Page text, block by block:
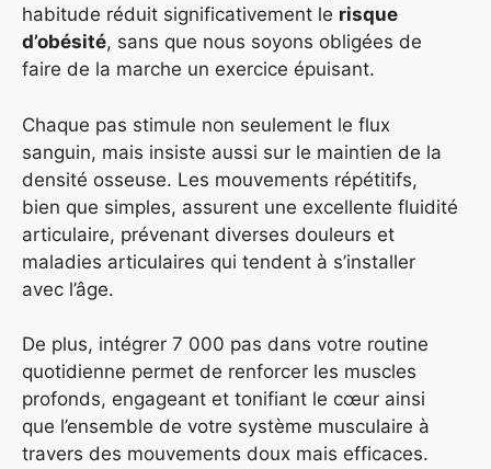
habitude réduit significativement le risque
d’obésité, sans que nous soyons obligées de
faire de la marche un exercice épuisant.
Chaque pas stimule non seulement le flux
sanguin, mais insiste aussi sur le maintien de la
densité osseuse. Les mouvements répétitifs,
bien que simples, assurent une excellente fluidité
articulaire, prévenant diverses douleurs et
maladies articulaires qui tendent à s’installer
avec l’âge.
De plus, intégrer 7 000 pas dans votre routine
quotidienne permet de renforcer les muscles
profonds, engageant et tonifiant le cœur ainsi
que l’ensemble de votre système musculaire à
travers des mouvements doux mais efficaces.